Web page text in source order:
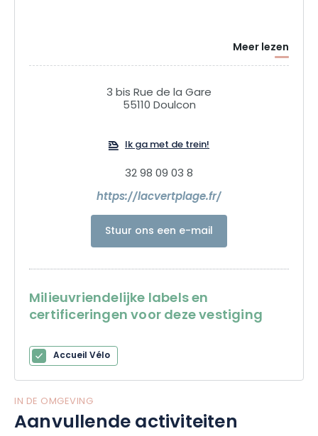
Meer lezen
3 bis Rue de la Gare
55110 Doulcon
Ik ga met de trein!
32 98 09 03 8
https://lacvertplage.fr/
Stuur ons een e-mail
Milieuvriendelijke labels en
certificeringen voor deze vestiging
Accueil Vélo
IN DE OMGEVING
Aanvullende activiteiten